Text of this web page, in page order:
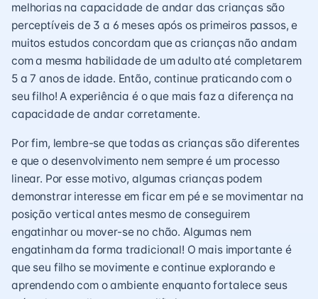
melhorias na capacidade de andar das crianças são
perceptíveis de 3 a 6 meses após os primeiros passos, e
muitos estudos concordam que as crianças não andam
com a mesma habilidade de um adulto até completarem
5 a 7 anos de idade. Então, continue praticando com o
seu filho! A experiência é o que mais faz a diferença na
capacidade de andar corretamente.
Por fim, lembre-se que todas as crianças são diferentes
e que o desenvolvimento nem sempre é um processo
linear. Por esse motivo, algumas crianças podem
demonstrar interesse em ficar em pé e se movimentar na
posição vertical antes mesmo de conseguirem
engatinhar ou mover-se no chão. Algumas nem
engatinham da forma tradicional! O mais importante é
que seu filho se movimente e continue explorando e
aprendendo com o ambiente enquanto fortalece seus